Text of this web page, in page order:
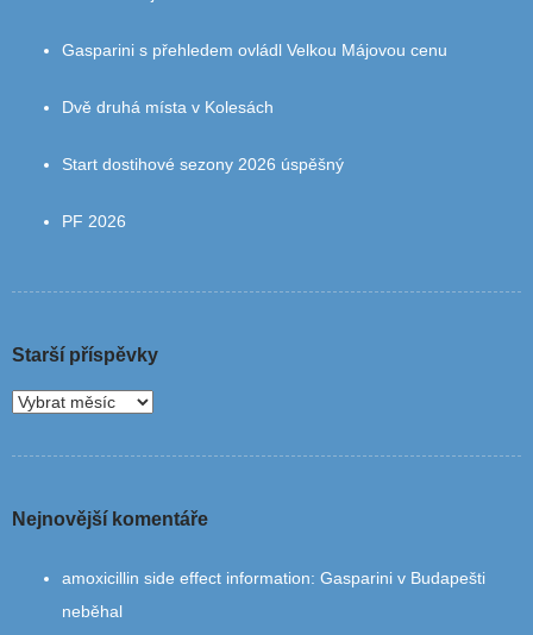
Gasparini s přehledem ovládl Velkou Májovou cenu
Dvě druhá místa v Kolesách
Start dostihové sezony 2026 úspěšný
PF 2026
Starší příspěvky
Nejnovější komentáře
amoxicillin side effect information: Gasparini v Budapešti
neběhal